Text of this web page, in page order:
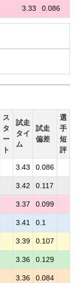
3.33 0.086
ス
タ
ー
ト
試走
タイ
ム
試走
偏差
選
手
短
評
3.43 0.086
3.42 0.117
3.37 0.099
3.41 0.1
3.39 0.107
3.36 0.129
3.36 0.084